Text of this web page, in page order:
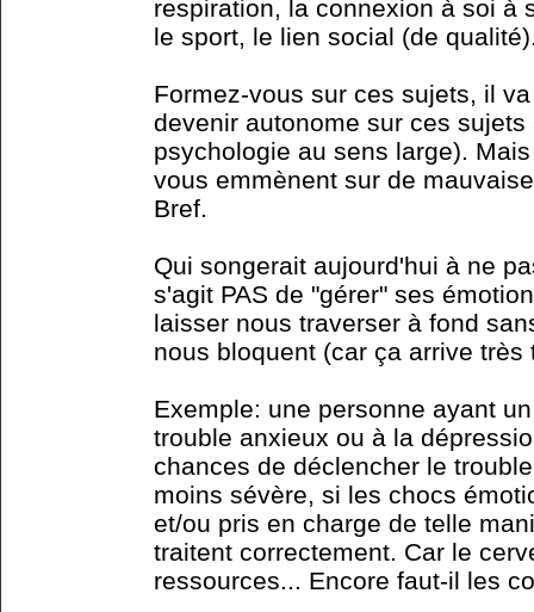
respiration, la connexion à soi à
le sport, le lien social (de
Formez-vous sur ces sujets, il
devenir autonome sur ces
psychologie au sens large).
vous emmènent sur de
Bref.
Qui songerait aujourd'hui à ne
s'agit PAS de "gérer" ses
laisser nous traverser à fond
nous bloquent (car ça arrive très
Exemple: une personne ayant
trouble anxieux ou à la
chances de déclencher le
moins sévère, si les chocs
et/ou pris en charge de telle
traitent correctement. Car le
ressources... Encore faut-il les